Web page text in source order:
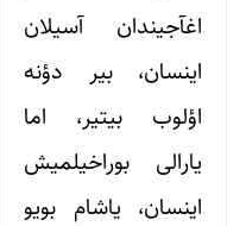
اغآجیندان آسیلان
اینسان، بیر دؤنه
اؤلوب بیتیر، اما
یارالی بوراخیلمیش
اینسان، یاشام بویو